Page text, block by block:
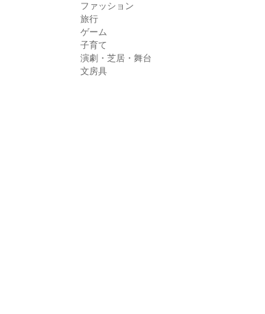
ファッション
旅行
ゲーム
子育て
演劇・芝居・舞台
文房具